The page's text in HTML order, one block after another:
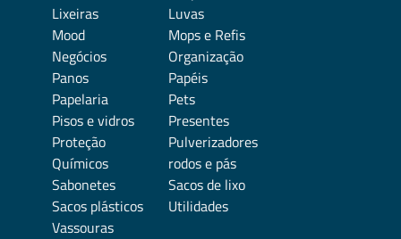
Lixeiras
Luvas
Mood
Mops e Refis
Negócios
Organização
Panos
Papéis
Papelaria
Pets
Pisos e vidros
Presentes
Proteção
Pulverizadores
Químicos
rodos e pás
Sabonetes
Sacos de lixo
Sacos plásticos
Utilidades
Vassouras